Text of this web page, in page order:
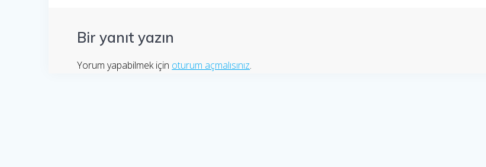
Bir yanıt yazın
Yorum yapabilmek için oturum açmalısınız.